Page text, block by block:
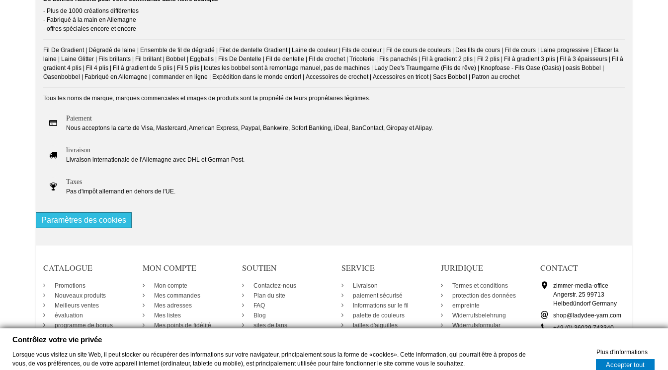
- Plus de 1000 créations différentes
- Fabriqué à la main en Allemagne
- offres spéciales encore et encore
Fil De Gradient | Dégradé de laine | Ensemble de fil de dégradé | Filet de dentelle Gradient | Laine de couleur | Fils de couleur | Fil de cours de couleurs | Des fils de cours | Fil de cours | Laine progressive | Effacer la
laine | Laine Glitter | Fils brillants | Fil brillant | Bobbel | Eggballs | Fils De Dentelle | Fil de dentelle | Fil de crochet | Tricoterie | Fils panachés | Fil à gradient 2 plis | Fil 2 plis | Fil à gradient 3 plis | Fil à 3 épaisseurs | Fil à
gradient 4 plis | Fil 4 plis | Fil à gradient de 5 plis | Fil 5 plis | toutes les bobbel sont à remontage manuel, pas de machines | Lady Dee's Traumgarne (Fils de rêve) | Knopfoase - Fils Oase (Oasis) | oasis Bobbel |
Oasenbobbel | Fabriqué en Allemagne | commander en ligne | Expédition dans le monde entier! | Accessoires de crochet | Accessoires en tricot | Sacs Bobbel | Patron au crochet
Tous les noms de marque, marques commerciales et images de produits sont la propriété de leurs propriétaires légitimes.
Paiement
Nous acceptons la carte de Visa, Mastercard, American Express, Paypal, Bankwire, Sofort Banking, iDeal, BanContact, Giropay et Alipay.
livraison
Livraison internationale de l'Allemagne avec DHL et German Post.
Taxes
Pas d'impôt allemand en dehors de l'UE.
Paramètres des cookies
CATALOGUE
Promotions
Nouveaux produits
Meilleurs ventes
évaluation
programme de bonus
MON COMPTE
Mon compte
Mes commandes
Mes adresses
Mes listes
Mes points de fidélité
SOUTIEN
Contactez-nous
Plan du site
FAQ
Blog
sites de fans
SERVICE
Livraison
paiement sécurisé
Informations sur le fil
palette de couleurs
tailles d'aiguilles
JURIDIQUE
Termes et conditions
protection des données
empreinte
Widerrufsbelehrung
Widerrufsformular
CONTACT
zimmer-media-office
Angerstr. 25 99713
Helbedündorf Germany
shop@ladydee-yarn.com
+49 (0) 36029 743340
Lady Dee´s Traumgarne Export - Fils gradient - © byzimmer-media-office
Contrôlez votre vie privée
Lorsque vous visitez un site Web, il peut stocker ou récupérer des informations sur votre navigateur, principalement sous la forme de «cookies». Cette information, qui pourrait être à propos de
vous, de vos préférences, ou de votre appareil internet (ordinateur, tablette ou mobile), est principalement utilisée pour faire fonctionner le site comme vous le souhaitez.
Plus d'informations
Accepter tout